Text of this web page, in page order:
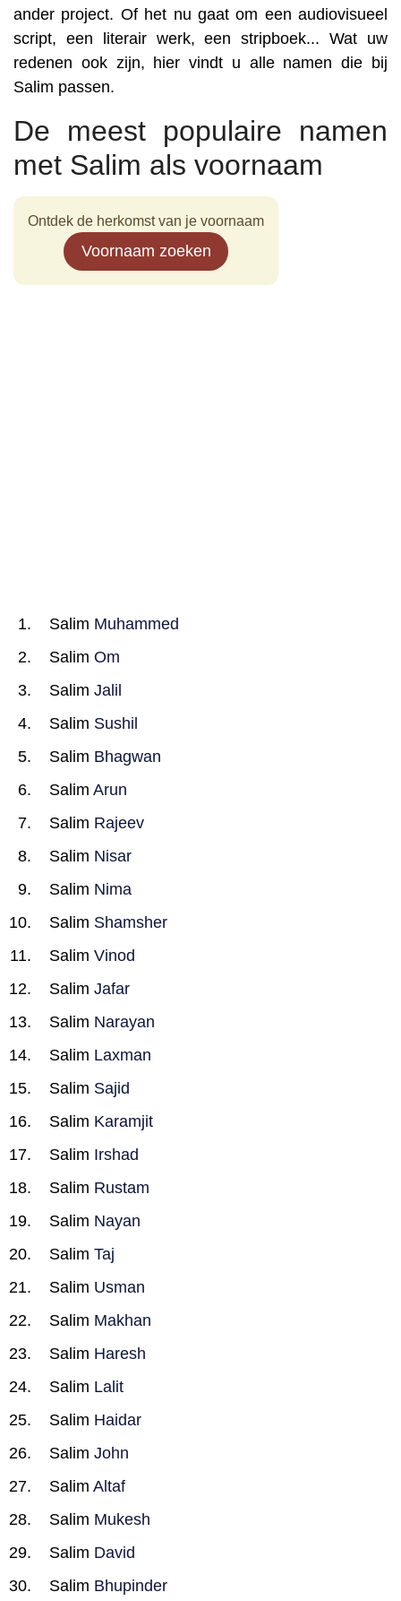
ander project. Of het nu gaat om een audiovisueel
script, een literair werk, een stripboek... Wat uw
redenen ook zijn, hier vindt u alle namen die bij
Salim passen.
De meest populaire namen
met Salim als voornaam
Ontdek de herkomst van je voornaam
Voornaam zoeken
Salim Muhammed
Salim Om
Salim Jalil
Salim Sushil
Salim Bhagwan
Salim Arun
Salim Rajeev
Salim Nisar
Salim Nima
Salim Shamsher
Salim Vinod
Salim Jafar
Salim Narayan
Salim Laxman
Salim Sajid
Salim Karamjit
Salim Irshad
Salim Rustam
Salim Nayan
Salim Taj
Salim Usman
Salim Makhan
Salim Haresh
Salim Lalit
Salim Haidar
Salim John
Salim Altaf
Salim Mukesh
Salim David
Salim Bhupinder